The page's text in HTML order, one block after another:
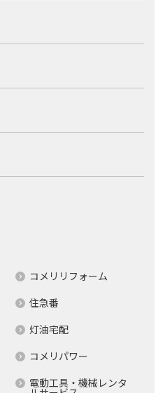
コメリリフォーム
住急番
灯油宅配
コメリパワー
電動工具・機械レンタ